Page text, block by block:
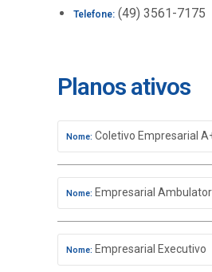
Telefone: (49) 3561-7175
Planos ativos
Nome: Coletivo Empresarial
Nome: Empresarial
Nome: Empresarial Executivo